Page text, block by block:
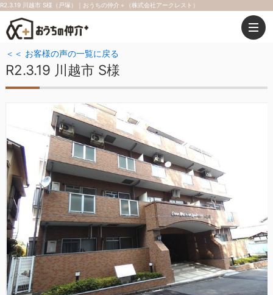
R2.3.19 川越市 S様（戸塚）｜おうちの仲介＋（株式会社アークレスト）
＜＜ お客様の声の一覧に戻る
R2.3.19 川越市 S様